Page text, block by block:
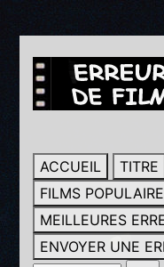
ACCUEIL TITRE
FILMS
MEILLEURES
ENVOYER UNE